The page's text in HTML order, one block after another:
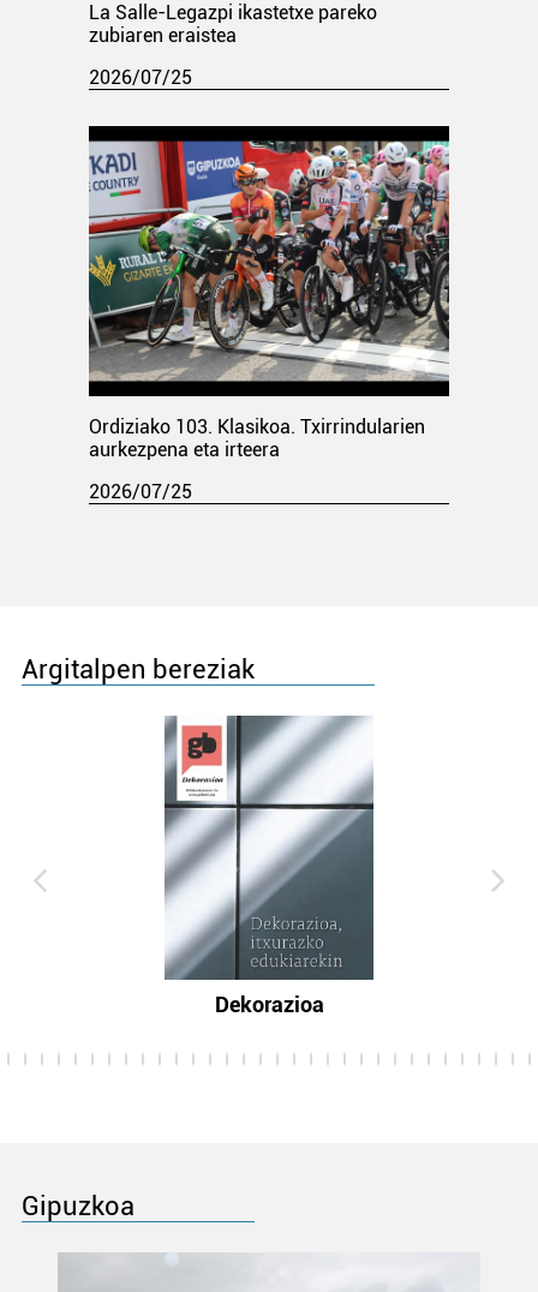
La Salle-Legazpi ikastetxe pareko
zubiaren eraistea
2026/07/25
Ordiziako 103. Klasikoa. Txirrindularien
aurkezpena eta irteera
2026/07/25
Argitalpen bereziak
Dekorazioa
Gipuzkoa